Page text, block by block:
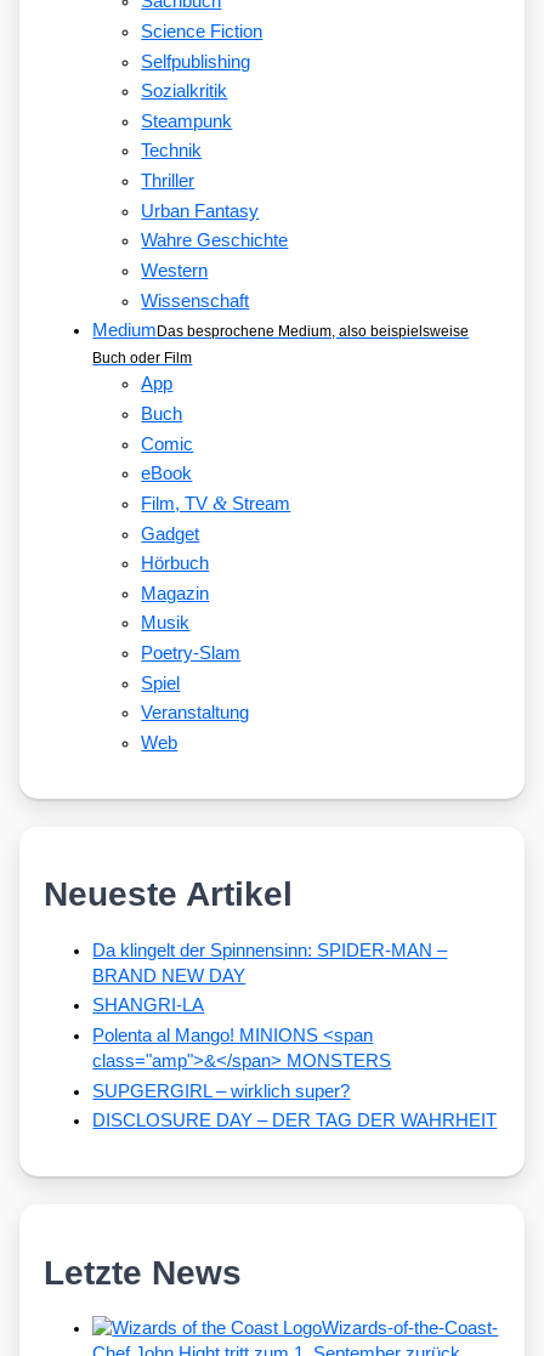
Science Fiction
Selfpublishing
Sozialkritik
Steampunk
Technik
Thriller
Urban Fantasy
Wahre Geschichte
Western
Wissenschaft
Medium Das besprochene Medium, also beispielsweise
Buch oder Film
App
Buch
Comic
eBook
Film, TV&Stream
Gadget
Hörbuch
Magazin
Musik
Poetry-Slam
Spiel
Veranstaltung
Web
Neueste Artikel
Da klingelt der Spinnensinn: SPIDER-MAN –
BRAND NEW DAY
SHANGRI-LA
Polenta al Mango! MINIONS <span
class="amp">&</span> MONSTERS
SUPGERGIRL – wirklich super?
DISCLOSURE DAY – DER TAG DER WAHRHEIT
Letzte News
Wizards-of-the-Coast-